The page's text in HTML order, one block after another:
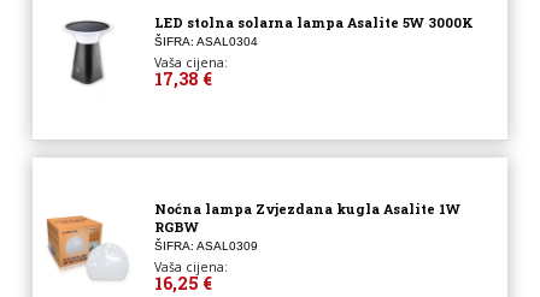
LED stolna solarna lampa Asalite 5W 3000K
ŠIFRA: ASAL0304
Vaša cijena:
17,38 €
Noćna lampa Zvjezdana kugla Asalite 1W
RGBW
ŠIFRA: ASAL0309
Vaša cijena:
16,25 €